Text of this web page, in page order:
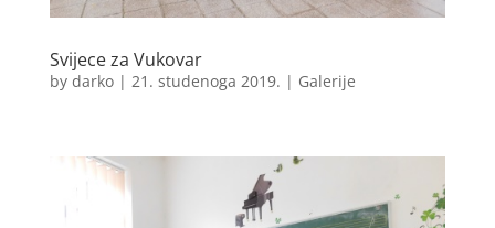
Svijece za Vukovar
by darko| 21. studenoga 2019. | Galerije